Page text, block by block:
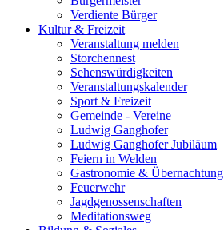
Verdiente Bürger
Kultur & Freizeit
Veranstaltung melden
Storchennest
Sehenswürdigkeiten
Veranstaltungskalender
Sport & Freizeit
Gemeinde - Vereine
Ludwig Ganghofer
Ludwig Ganghofer Jubiläum
Feiern in Welden
Gastronomie & Übernachtung
Feuerwehr
Jagdgenossenschaften
Meditationsweg